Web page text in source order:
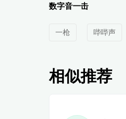
数字音一击
一枪 哔哔声
相似推荐